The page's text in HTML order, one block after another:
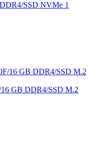
SSD NVMe 1
GB DDR4/SSD M.2